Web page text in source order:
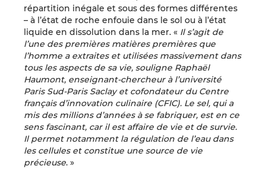
répartition inégale et sous des formes différentes
– à l’état de roche enfouie dans le sol ou à l’état
liquide en dissolution dans la mer. « Il s’agit de
l’une des premières matières premières que
l’homme a extraites et utilisées massivement dans
tous les aspects de sa vie, souligne Raphaël
Haumont, enseignant-chercheur à l’université
Paris Sud-Paris Saclay et cofondateur du Centre
français d’innovation culinaire (CFIC). Le sel, qui a
mis des millions d’années à se fabriquer, est en ce
sens fascinant, car il est affaire de vie et de survie.
Il permet notamment la régulation de l’eau dans
les cellules et constitue une source de vie
précieuse. »